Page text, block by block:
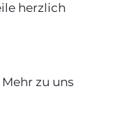
herzlich
Mehr zu uns